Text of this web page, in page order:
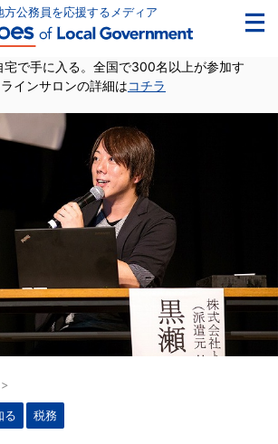
方公務員を応援するメディア
宅で手に入る。全国で300名以上が参加す
インサロンの詳細はコチラ
>
る 税務